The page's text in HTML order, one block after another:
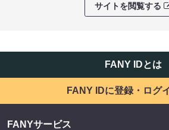
サイトを閲覧する
FANY IDとは
FANY IDに登録・ログ
FANYサービス